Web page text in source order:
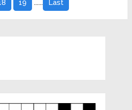
19 ...... Last